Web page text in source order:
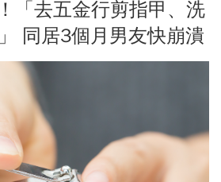
「去五金行剪指甲、洗
同居3個月男友快崩潰